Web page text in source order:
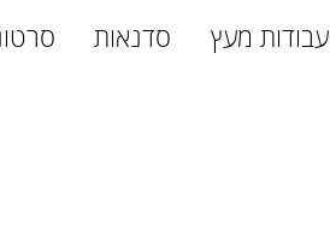
עבודות מעץ סדנאות